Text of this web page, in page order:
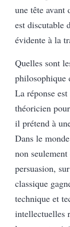
une tête avant
est discutable
évidente à la
Quelles sont
philosophique
La réponse
théoricien
il prétend à
Dans le
non
persuasion,
classique
technique et
intellectuelles